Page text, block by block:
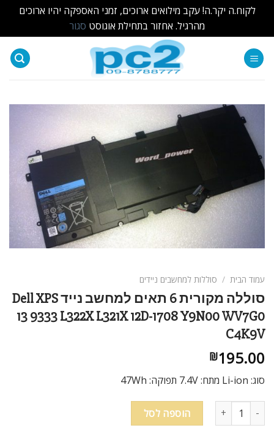
לקוח.ה יקר.ה! עקב מילואים ארוכים, זמני האספקה יהיו ארוכים
מהרגיל. אחזור בתחילת אוגוסט סגור
עמוד הבית / סוללות למחשבים ניידים
סוללה מקורית 6 תאים למחשב נייד Dell XPS
13 9333 L322X L321X 12D-1708 Y9N00 WV7G0
C4K9V
₪195.00
סוג: Li-ion מתח: 7.4V תפוקה: 47Wh
כמות של סוללה מקורית 6 תאים למחשב נייד Dell XPS 13 9333 L322X L321X 12D-1708 Y9N00 WV7G0 C4K9Vהוספה לסל